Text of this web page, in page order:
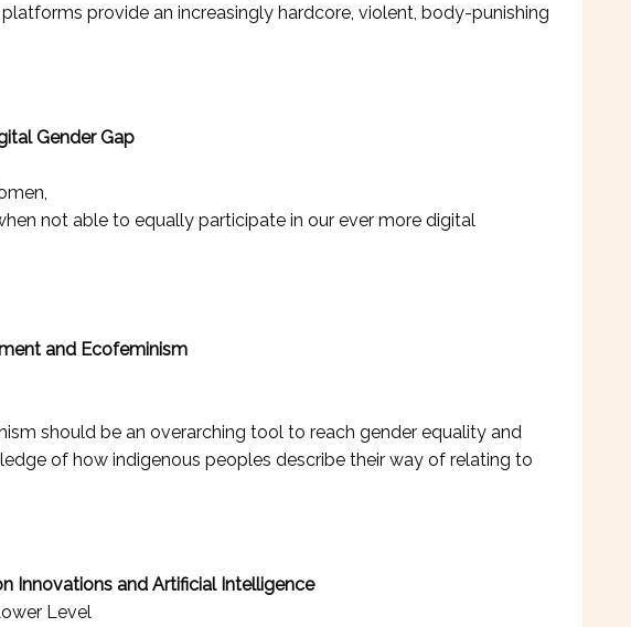
provide an increasingly hardcore, violent, body-punishing
Gender Gap
not able to equally participate in our ever more digital
and Ecofeminism
should be an overarching tool to reach gender equality and
of how indigenous peoples describe their way of relating to
Innovations and Artificial Intelligence
Level